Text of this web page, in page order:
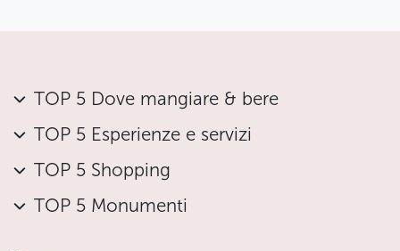
TOP 5 Dove mangiare & bere
TOP 5 Esperienze e servizi
TOP 5 Shopping
TOP 5 Monumenti